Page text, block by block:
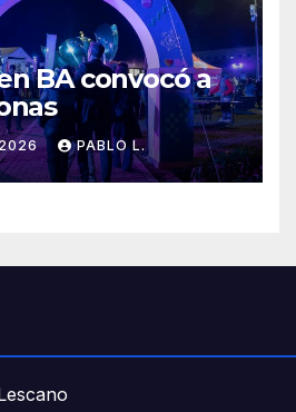
BA convocó a
2026 PABLO L.